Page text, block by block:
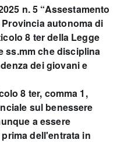
n. 5 “Assestamento
autonoma di
8 ter della Legge
ss.mm che disciplina
dei giovani e
8 ter, comma 1,
sul benessere
a essere
dell'entrata in